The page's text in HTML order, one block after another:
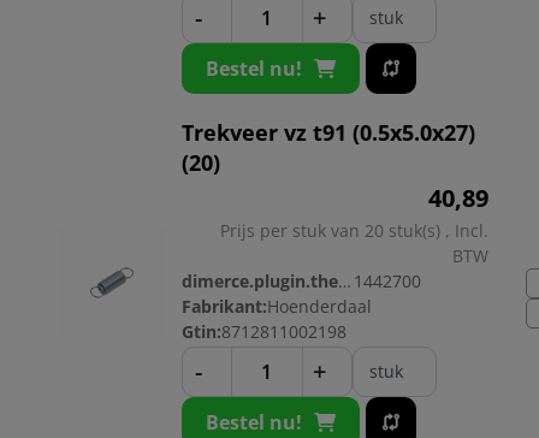
- + stuk
Bestel nu!
Trekveer vz t91 (0.5x5.0x27)
(20)
40,89
Prijs per stuk van 20 stuk(s) , Incl.
BTW
dimerce.plugin.theme.productnr: 1442700
Fabrikant:Hoenderdaal
Gtin:8712811002198
- + stuk
Bestel nu!